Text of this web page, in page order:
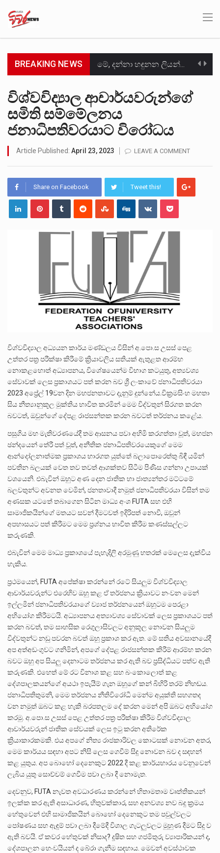
BREAKING NEWS මේ, දන්නා හඳුනන ලියන්නකුගේ නන්නාඳුනන අඩවියක සැරිසරා ලද ආස්වාදනීය මොහොතක සිංහාවලෝකනයකි .කෙටි කවියක දිගු බර…
බන්ධනාගාර රැදවියන් 1,021 දෙනෙකු ඉකුත් වසර පහක කාලය තුලදී (2020 ජනවාරි 01 සිට 2025 දෙසැම්බර්…
මහර බන්ධනාගාරයේ අද ඇතිවූ සිද්ධියෙන් තුවාල ලැබූ බව කියන රැඳවියන් ගණන ඉහළ ගොස් තිබේ. ඒ…
විශ්වවිද්‍යාල ආචාර්යවරුන්ගේ
සමිති සම්මේලනය
ජනාධිපතිවරයාට විරෝධය
Article Published: April 23, 2023 LEAVE A COMMENT
Share on Facebook Tweet this!
විශ්වවිද්‍යාල අධ්‍යයන කාර්ය මණ්ඩලය විසින් අ.පො.ස උසස් පෙළ
උත්තර පත්‍ර පරීක්ෂා කිරීමේ ක්‍රියාවලිය සතියක් ඇතුළත ආරම්භ
නොකළහොත් අධ්‍යාපනය, විශේෂයෙන්ම විභාග කටයුතු, අත්‍යවශ්‍ය
සේවාවක් ලෙස ප්‍රකාශයට පත් කරන බව ශ්‍රී ලංකාවේ ජනාධිපතිවරයා
2023 අප්‍රේල් 19වන දින මහජනතාවට දැනුම් දුන්නේය.වික්‍රමසිංහ මහතා
සිය නීත්‍යානුකූල මුක්තිය භාවිත කරමින් මෙම විද්වතුන් සිරගත කරන
බවටත්, ඔවුන්ගේ දේපළ රාජසන්තක කරන බවටත් තර්ජනය කළේය.
පසුගිය මහ මැතිවරණයේදී තම ආසනය පවා අහිමි කරගත්තා වූත්, මහජන
ඡන්දයෙන් තේරී පත් වූත්, අනීතික ජනාධිපතිවරයෙකුගේ මෙම
ආන්දෝලනාත්මක ප්‍රකාශය භාරගත යුත්තේ බලාපොරෙත්තු බිඳී යමින්
පවතින බලයක් වෙත තව තවත් ආශක්තව සිටීම පිණිස ගන්නා උපායක්
වශයෙනි. එබැවින් ඔහුට අණ දෙන ජාතික හා ජාත්‍යන්තර මට්ටමේ
බලවතුන්ට අවනත වෙමින්, ජනතාවාදී නමුත් ජනාධිපතිවරයා විසින් තම
අණසක යටතේ තබාගෙන සිටින මාධ්‍ය අංශ FUTA සහ එහි
සාමාජිකයින්ගේ මතයට සවන් දීමටවත් ඉදිරිපත් නොවී, ඔවුන්
අපහාසයට පත් කිරීමට මෙම ප්‍රශ්නය භාවිත කිරීම කණස්සල්ලට
කරුණකි.
එබැවින් මෙම මාධ්‍ය ප්‍රකාශයේ පැහැදිලි අරමුණු හතරක් මෙලෙස දැක්විය
හැකිය.
ප්‍රථමයෙන්, FUTA අපේක්ෂා කරන්නේ රටේ සියලුම විශ්වවිද්‍යාල
ආචාර්යවරුන්ට එරෙහිව ඔහු කළ ඒ තර්ජනය ක්‍රියාවට නංවන මෙන්
ඉල්ලමින් ජනාධිපතිවරයාගේ ව්‍යාජ තර්ජනයෙන් ඔහුටම පෙරළා
අභියෝග කිරීමටයි. අධ්‍යාපනය අත්‍යාවශ්‍ය සේවාවක් ලෙස ප්‍රකාශයට පත්
කරන බවත්, තම සාහසික රෙගුලාසිවලට අනුකූල නොවන සියලුම
විද්වතුන්ට නඩු පවරන බවත් ඔහු ප්‍රකාශ කර ඇත. මේ සතිය අවසානයේදී
අප අත්අඩංගුවට ගනිමින්, අපගේ දේපළ රාජසන්තක කිරීම් ආරම්භ කරන
බවට ඔහු අප සියලු දෙනාටම තර්ජනය කර ඇති බව ප්‍රසිද්ධියට පත්ව ඇති
කරුණකි. එහෙත් මේ රට විනාශ කළ සහ බංකොලොත් කළ
දේශපාලකයන්ගේ අයථා ඉපැයීම් ගැන ඔහුගේ කන් බිහිරි තරම් නිහඬය.
ජනාධිපතිතුමනි, මෙම තර්ජනය නීතිවිරෝධී මෙන්ම අයුක්ති සහගතද
වන නමුත් ඔබට කළ හැකි බරපතලම දේ කරන මෙන් අපි ඔබට අභියෝග
කරමු. අ.පො.ස උසස් පෙළ උත්තර පත්‍ර පරීක්ෂා කිරීම විශ්වවිද්‍යාල
ආචාර්යවරුන් ජාතික සේවයක් ලෙස ඉටු කරන අතිරේක
ක්‍රියාකාරකමකි. එය අපගේ නිත්‍ය රාජකාරිවල කොටසක් නොවන අතර,
මෙම කාර්යය සඳහා අපට නිසි ලෙස ගෙවීම් සිදු නොවන බව ද සඳහන්
කළ යුතුය. අප බොහෝ දෙනෙකුට 2022 දී කළ කාර්යභාරය වෙනුවෙන්
ලැබිය යුතු සොච්චම් ගෙවීම පවා ලබා දී නොමැත.
දෙවනුව, FUTA නැවත අවධාරණය කරන්නේ හිතාමතාම වෘත්තිකයන්
ඉලක්ක කර ඇති අසාධාරණ, හිතුවක්කාර, සහ අනවශ්‍ය නව බදු ක්‍රමය
හේතුවෙන් එහි සාමාජිකයින් බොහෝ දෙනෙකුට තම පවුල්වලට
පෝෂණය සහ ඇඳුම් පවා ලබා දීමේදී විශාල ගැටලුවලට මුහුණ දීමට සිදු ව
ඇති බවයි. ඒ කවර හේතුවක් නිසාද? දූෂිත සහ ගජමිතුරු ව්‍යාපාරිකයන් ද,
දේශපාලන හෙංචයියන් ද බේරා ගැනීම සඳහාය. මෙවන් අවස්ථාවක